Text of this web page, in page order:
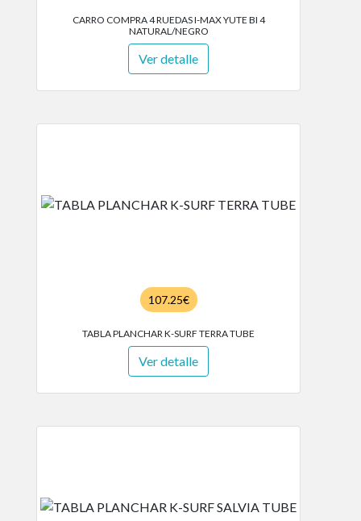
CARRO COMPRA 4 RUEDAS I-MAX YUTE BI 4
NATURAL/NEGRO
Ver detalle
107.25€
TABLA PLANCHAR K-SURF TERRA TUBE
Ver detalle